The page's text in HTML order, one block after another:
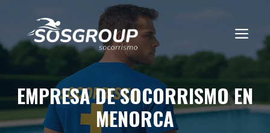
contenido
EMPRESA DE SOCORRISMO EN
MENORCA